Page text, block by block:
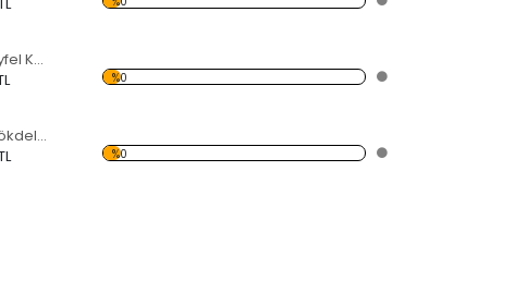
Siyah Beyaz Eyfel Kulesi Temalı Kanvas Tablo
%0
Gökyüzü ve Gökdelen Temalı Kanvas Tablo
%0